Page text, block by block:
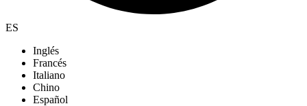
ES
Inglés
Francés
Italiano
Chino
Español